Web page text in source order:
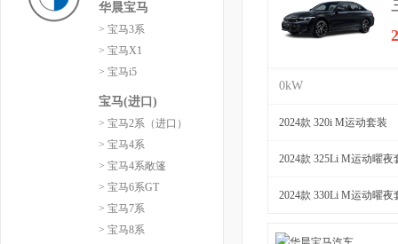
华晨宝马
> 宝马3系
> 宝马X1
> 宝马i5
宝马(进口)
> 宝马2系（进口）
> 宝马4系
> 宝马4系敞篷
> 宝马6系GT
> 宝马7系
> 宝马8系
0kW
2024款 320i M运动套装
2024款 325Li M运动曜夜
2024款 330Li M运动曜夜